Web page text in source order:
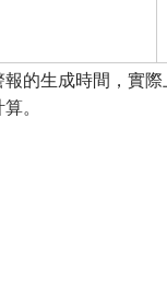
的生成時間，實
。